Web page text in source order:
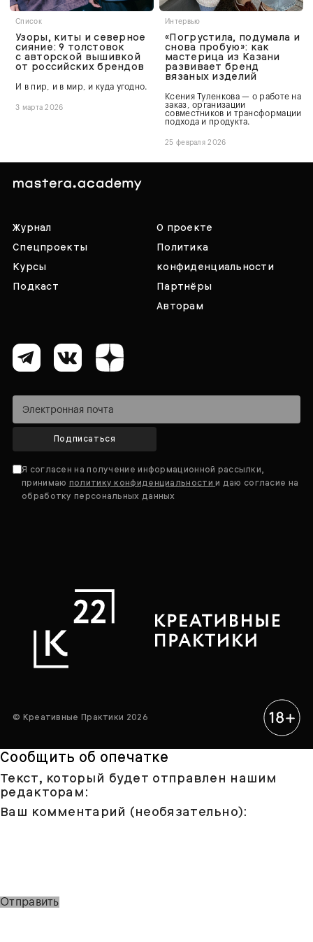
Список
Узоры, киты и северное
сияние: 9 толстовок
с авторской вышивкой
от российских брендов
И в пир, и в мир, и куда угодно.
3 марта 2026
Интервью
«Погрустила, подумала и
снова пробую»: как
мастерица из Казани
развивает бренд
вязаных изделий
Ксения Туленкова — о работе на
заказ, организации
совместников и трансформации
подхода и продукта.
25 февраля 2026
Журнал
Спецпроекты
Курсы
Подкаст
О проекте
Политика
конфиденциальности
Партнёры
Авторам
Подписаться
Я согласен на получение информационной рассылки,
принимаю политику конфиденциальностии даю согласие на
обработку персональных данных
© Креативные Практики 2026
Сообщить об опечатке
Текст, который будет отправлен нашим
редакторам:
Ваш комментарий (необязательно):
Отправить